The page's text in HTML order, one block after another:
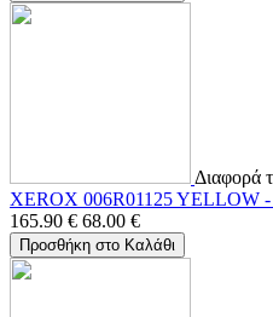
Διαφορά
XEROX 006R01125 YELLOW -
165.90 € 68.00 €
Προσθήκη στο Καλάθι